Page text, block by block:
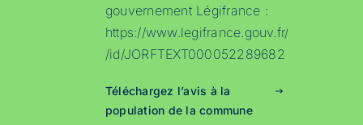
gouvernement Légifrance :
https://www.legifrance.gouv.fr/jorf
/id/JORFTEXT000052289682
Téléchargez l’avis à la
population de la commune